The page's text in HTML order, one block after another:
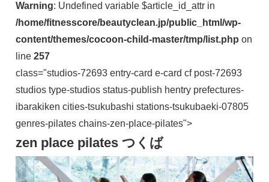
Warning: Undefined variable $article_id_attr in
/home/fitnesscore/beautyclean.jp/public_html/wp-
content/themes/cocoon-child-master/tmp/list.php on
line 257
class="studios-72693 entry-card e-card cf post-72693
studios type-studios status-publish hentry prefectures-
ibarakiken cities-tsukubashi stations-tsukubaeki-07805
genres-pilates chains-zen-place-pilates">
zen place pilates つくば